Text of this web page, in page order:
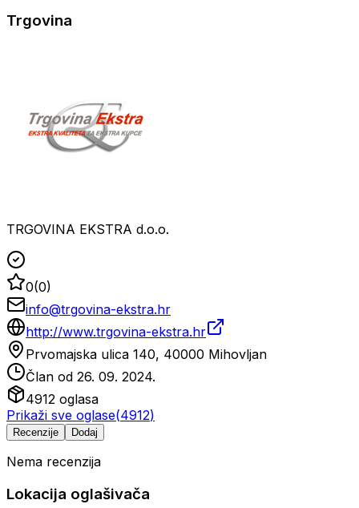
Trgovina
TRGOVINA EKSTRA d.o.o.
0(0)
info@trgovina-ekstra.hr
http://www.trgovina-ekstra.hr
Prvomajska ulica 140, 40000 Mihovljan
Član od 26. 09. 2024.
4912 oglasa
Prikaži sve oglase(4912)
Recenzije Dodaj
Nema recenzija
Lokacija oglašivača